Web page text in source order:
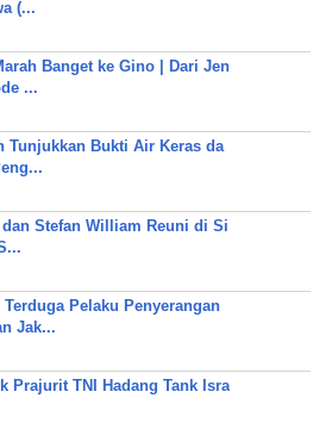
(...
Banget ke Gino | Dari Jen
...
Tunjukkan Bukti Air Keras da
dan Stefan William Reuni di Si
Terduga Pelaku Penyerangan
Jak...
Prajurit TNI Hadang Tank Isra